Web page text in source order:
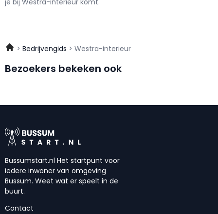
Bedrijvengids Westra-interieur
Bezoekers bekeken ook
Bussumstart.nl Het startpunt voor
iedere inwoner van omgeving
Bussum. Weet wat er speelt in de
buurt.
Contact